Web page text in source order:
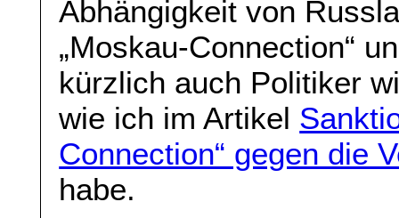
Abhängigkeit von
„Moskau-Connection“
kürzlich auch Politiker
wie ich im Artikel
Connection“ gegen die
habe.